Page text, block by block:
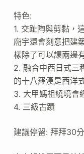
特色:
1. 交趾陶與剪黏，
廟宇還會刻意把建
樣除了可以讓兩邊
2. 融合中西日式三
的十八羅漢是西洋
3. 大甲媽祖繞境會
4. 三級古蹟
建議停留: 拜拜30